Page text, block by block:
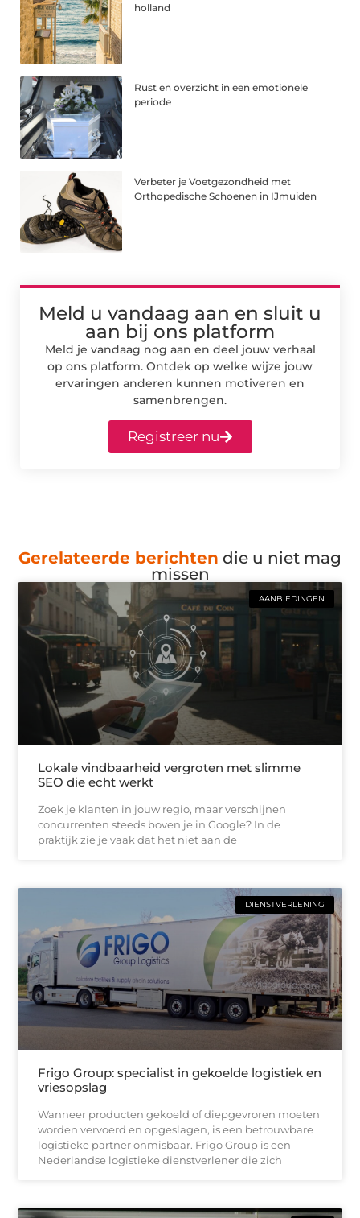
holland
Rust en overzicht in een emotionele
periode
Verbeter je Voetgezondheid met
Orthopedische Schoenen in IJmuiden
Meld u vandaag aan en sluit u
aan bij ons platform
Meld je vandaag nog aan en deel jouw verhaal
op ons platform. Ontdek op welke wijze jouw
ervaringen anderen kunnen motiveren en
samenbrengen.
Registreer nu
Gerelateerde berichten die u niet mag
missen
AANBIEDINGEN
Lokale vindbaarheid vergroten met slimme
SEO die echt werkt
Zoek je klanten in jouw regio, maar verschijnen
concurrenten steeds boven je in Google? In de
praktijk zie je vaak dat het niet aan de
DIENSTVERLENING
Frigo Group: specialist in gekoelde logistiek en
vriesopslag
Wanneer producten gekoeld of diepgevroren moeten
worden vervoerd en opgeslagen, is een betrouwbare
logistieke partner onmisbaar. Frigo Group is een
Nederlandse logistieke dienstverlener die zich